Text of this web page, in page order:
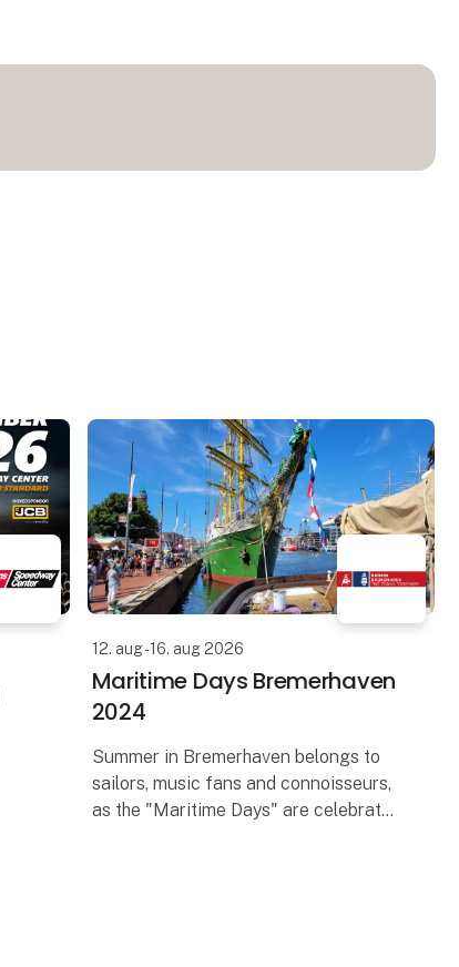
12. aug - 16. aug 2026
Maritime Days Bremerhaven
2024
Summer in Bremerhaven belongs to
sailors, music fans and connoisseurs,
as the "Maritime Days" are celebrated